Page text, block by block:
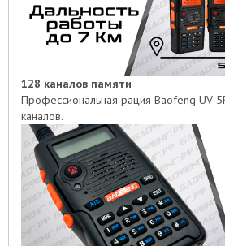
128 каналов памяти
Профессиональная рация Baofeng UV-
каналов.